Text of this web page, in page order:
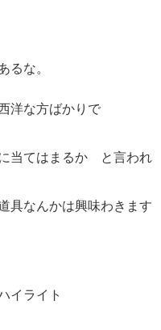
るな。
洋な方ばかりで
当てはまるか と言われ
具なんかは興味わきます
イライト